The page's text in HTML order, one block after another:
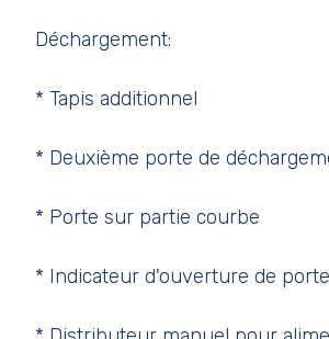
Déchargement:
* Tapis additionnel
* Deuxième porte de
* Porte sur partie courbe
* Indicateur d'ouverture de